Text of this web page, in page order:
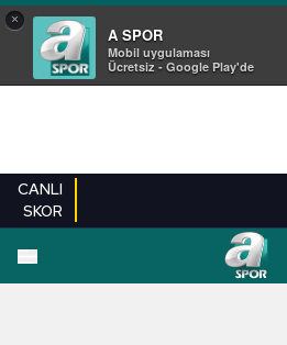
×
A SPOR
Mobil uygulaması
Ücretsiz - Google Play'de
CANLI
SKOR